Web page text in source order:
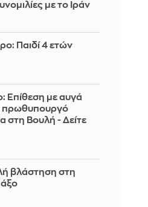
με το Ιράν
Παιδί 4 ετών
Επίθεση με αυγά
πρωθυπουργό
στη Βουλή - Δείτε
βλάστηση στη